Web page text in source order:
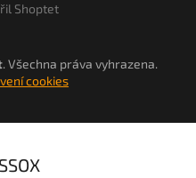
Shoptet
. Všechna práva vyhrazena.
cookies